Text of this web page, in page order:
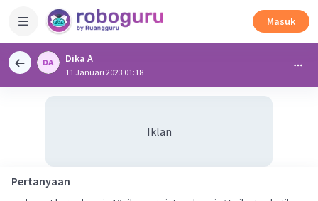
Masuk
Dika A
11 Januari 2023 01:18
Iklan
Pertanyaan